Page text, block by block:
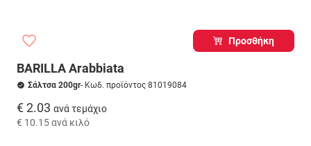
Προσθήκη
BARILLA Arabbiata
Σάλτσα 200gr- Κωδ. προϊόντος 81019084
€ 2.03 ανά τεμάχιο
€ 10.15ανά κιλό